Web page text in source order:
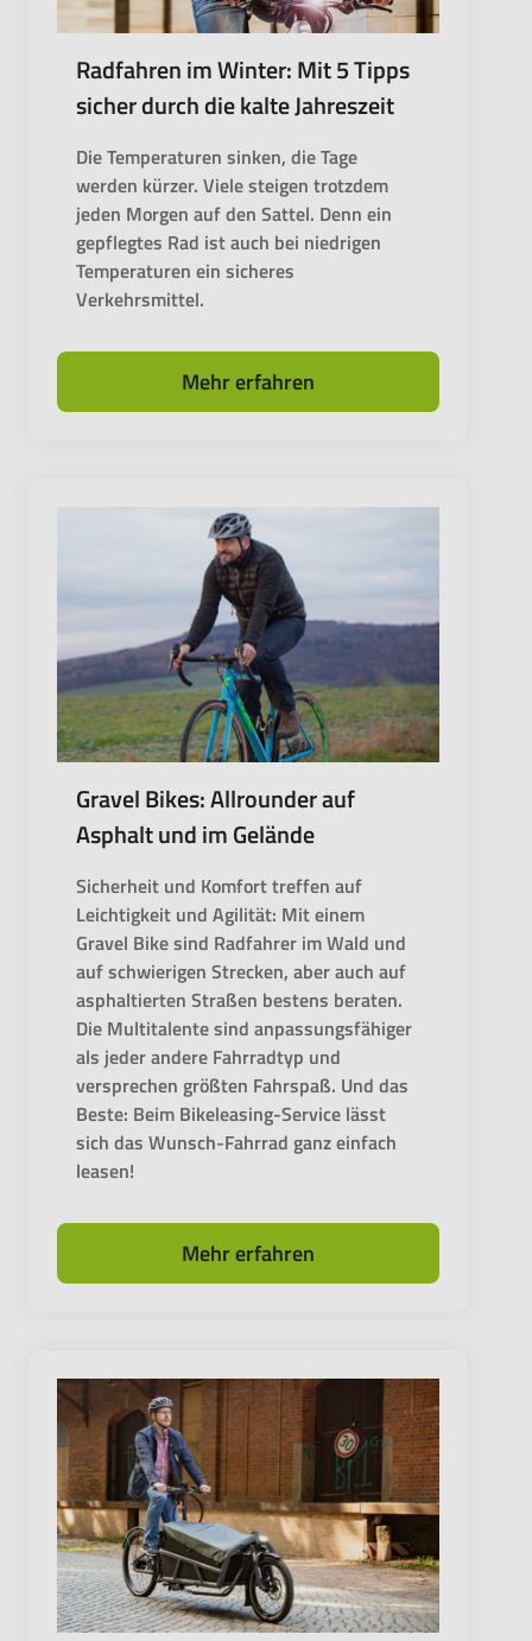
Radfahren im Winter: Mit 5 Tipps
sicher durch die kalte Jahreszeit
Die Temperaturen sinken, die Tage
werden kürzer. Viele steigen trotzdem
jeden Morgen auf den Sattel. Denn ein
gepflegtes Rad ist auch bei niedrigen
Temperaturen ein sicheres
Verkehrsmittel.
Mehr erfahren
Gravel Bikes: Allrounder auf
Asphalt und im Gelände
Sicherheit und Komfort treffen auf
Leichtigkeit und Agilität: Mit einem
Gravel Bike sind Radfahrer im Wald und
auf schwierigen Strecken, aber auch auf
asphaltierten Straßen bestens beraten.
Die Multitalente sind anpassungsfähiger
als jeder andere Fahrradtyp und
versprechen größten Fahrspaß. Und das
Beste: Beim Bikeleasing-Service lässt
sich das Wunsch-Fahrrad ganz einfach
leasen!
Mehr erfahren